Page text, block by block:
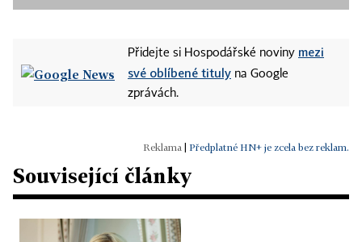
Přidejte si Hospodářské noviny mezi
své oblíbené tituly na Google
zprávách.
Předplatné HN+ je zcela bez reklam.
Související články